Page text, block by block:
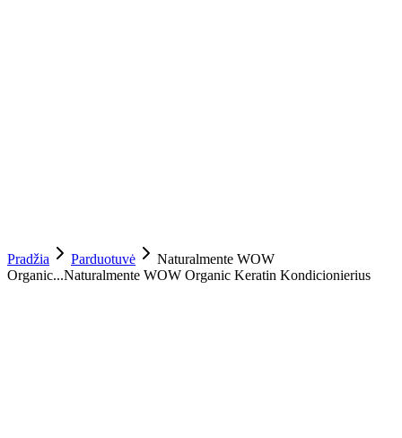
Pradžia Parduotuvė
Naturalmente WOW
Organic...Naturalmente WOW Organic Keratin Kondicionierius